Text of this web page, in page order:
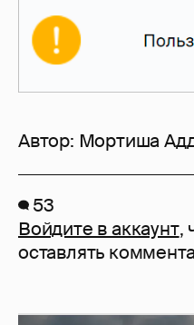
Автор: Мортиша
53
Войдите в аккаунт,
оставлять